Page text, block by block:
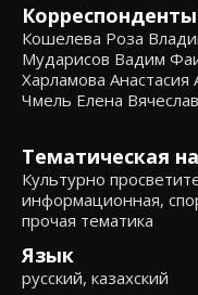
Корреспонденты
Кошелева Роза
Мударисов Вадим
Харламова Анастасия
Чмель Елена
Тематическая
Культурно
информационная,
прочая тематика
Язык
русский, казахский